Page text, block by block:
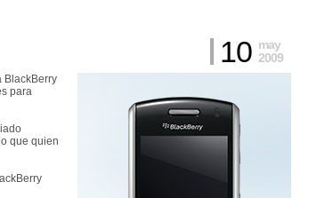
10 may
2009
BlackBerry
para
que quien